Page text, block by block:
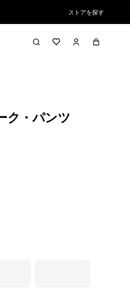
ストアを探す
ク・パンツ